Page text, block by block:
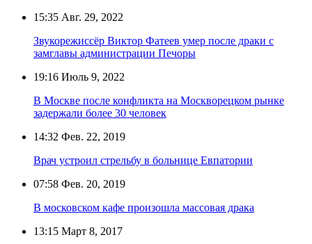
15:35 Авг. 29, 2022
Звукорежиссёр Виктор Фатеев умер после драки с
замглавы администрации Печоры
19:16 Июль 9, 2022
В Москве после конфликта на Москворецком рынке
задержали более 30 человек
14:32 Фев. 22, 2019
Врач устроил стрельбу в больнице Евпатории
07:58 Фев. 20, 2019
В московском кафе произошла массовая драка
13:15 Март 8, 2017